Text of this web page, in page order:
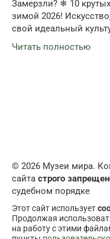
Замерзли? ❄ 10
зимой 2026!
свой идеальный
Читать полностью
© 2026 Музеи мира.
сайта строго
судебном порядке
Этот сайт использует
Продолжая
на работу с этими